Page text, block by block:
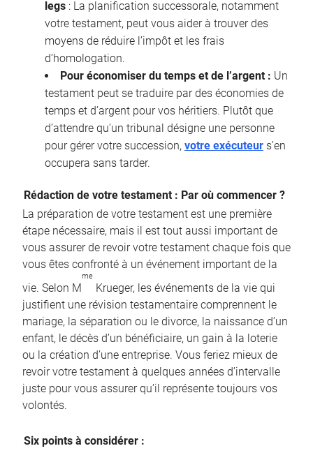
legs : La planification successorale, notamment
votre testament, peut vous aider à trouver des
moyens de réduire l’impôt et les frais
d’homologation.
Pour économiser du temps et de l’argent : Un
testament peut se traduire par des économies de
temps et d’argent pour vos héritiers. Plutôt que
d’attendre qu’un tribunal désigne une personne
pour gérer votre succession, votre exécuteur s’en
occupera sans tarder.
Rédaction de votre testament : Par où commencer ?
La préparation de votre testament est une première
étape nécessaire, mais il est tout aussi important de
vous assurer de revoir votre testament chaque fois que
vous êtes confronté à un événement important de la
vie. Selon M
me
Krueger, les événements de la vie qui
justifient une révision testamentaire comprennent le
mariage, la séparation ou le divorce, la naissance d’un
enfant, le décès d’un bénéficiaire, un gain à la loterie
ou la création d’une entreprise. Vous feriez mieux de
revoir votre testament à quelques années d’intervalle
juste pour vous assurer qu’il représente toujours vos
volontés.
Six points à considérer :